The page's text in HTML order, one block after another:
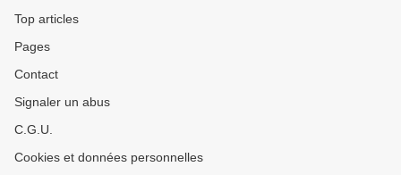
Top articles
Pages
Contact
Signaler un abus
C.G.U.
Cookies et données personnelles